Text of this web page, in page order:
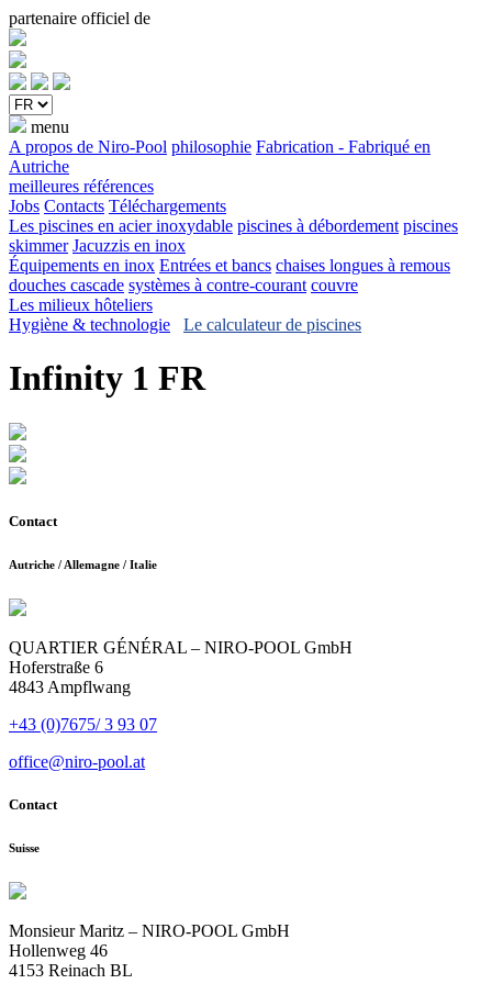
partenaire officiel de
menu
A propos de Niro-Pool philosophie Fabrication - Fabriqué en
Autriche
meilleures références
Jobs Contacts Téléchargements
Les piscines en acier inoxydable piscines à débordement piscines
skimmer Jacuzzis en inox
Équipements en inox Entrées et bancs chaises longues à remous
douches cascade systèmes à contre-courant couvre
Les milieux hôteliers
Hygiène & technologie
Le calculateur de piscines
Infinity 1 FR
Contact
Autriche / Allemagne / Italie
QUARTIER GÉNÉRAL – NIRO-POOL GmbH
Hoferstraße 6
4843 Ampflwang
+43 (0)7675/ 3 93 07
office@niro-pool.at
Contact
Suisse
Monsieur Maritz – NIRO-POOL GmbH
Hollenweg 46
4153 Reinach BL